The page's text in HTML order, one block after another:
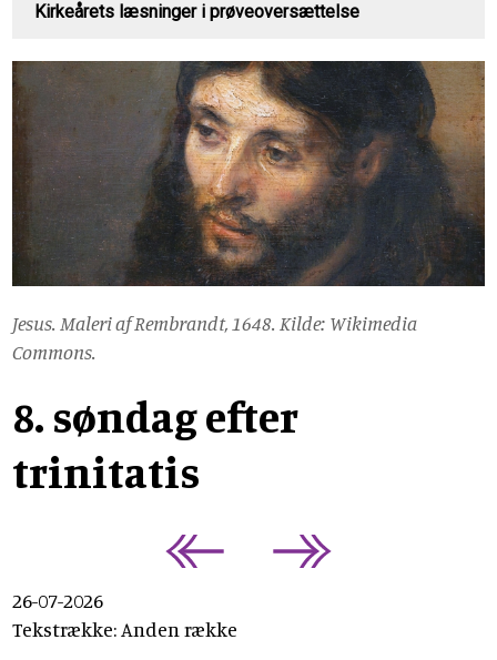
Kirkeårets læsninger i prøveoversættelse
Jesus. Maleri af Rembrandt, 1648. Kilde: Wikimedia
Commons.
8. søndag efter
trinitatis
26-07-2026
Tekstrække: Anden række